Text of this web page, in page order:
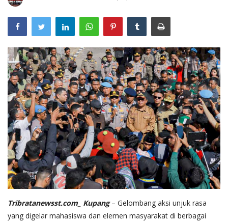
Giat Ops
Polisi Kita
Mitra Polisi
Lantas
Jurnal Kamtibmas
Tribratanewsst.com_ Kupang– Gelombang aksi unjuk rasa
yang digelar mahasiswa dan elemen masyarakat di berbagai